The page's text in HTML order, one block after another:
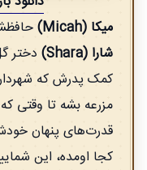
میکا (Micah)
شارا (Shara)
دختر
کمک پدرش که
مزرعه بشه تا وقتی
قدرت‌های پنهان
کجا اومده، این